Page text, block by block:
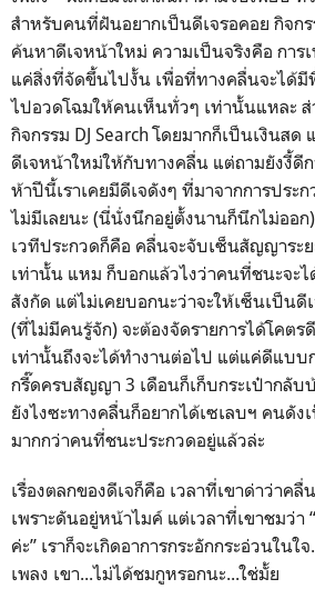
สำหรับคนที่ฝันอยากเป็นดีเจรอคอย กิจก
ค้นหาดีเจหน้าใหม่ ความเป็นจริงคือ การ
แค่สิ่งที่จัดขึ้นไปงั้น เพื่อที่ทางคลื่นจะได้มี
ไปอวดโฉมให้คนเห็นทั่วๆ เท่านั้นแหละ
กิจกรรม DJ Searchโดยมากก็เป็นเงินสด
ดีเจหน้าใหม่ให้กับทางคลื่น แต่ถามยังงี้ดี
ห้าปีนี้เราเคยมีดีเจดังๆ ที่มาจากการประ
ไม่มีเลยนะ (นี่นั่งนึกอยู่ตั้งนานก็นึกไม่ออก)
เวทีประกวดก็คือ คลื่นจะจับเซ็นสัญญาระย
เท่านั้น แหม ก็บอกแล้วไงว่าคนที่ชนะจะ
สังกัด แต่ไม่เคยบอกนะว่าจะให้เซ็นเป็นดี
(ที่ไม่มีคนรู้จัก) จะต้องจัดรายการได้โคตรดี
เท่านั้นถึงจะได้ทำงานต่อไป แต่แค่ดีแบบ
กรี๊ดครบสัญญา 3 เดือนก็เก็บกระเป๋ากลับ
ยังไงซะทางคลื่นก็อยากได้เซเลบฯ คนดัง
มากกว่าคนที่ชนะประกวดอยู่แล้วล่ะ
เรื่องตลกของดีเจก็คือ เวลาที่เขาด่าว่าคลื่น
เพราะดันอยู่หน้าไมค์ แต่เวลาที่เขาชมว่า
ค่ะ” เราก็จะเกิดอาการกระอักกระอ่วนในใจ
เพลง เขา...ไม่ได้ชมกูหรอกนะ...ใช่มั้ย